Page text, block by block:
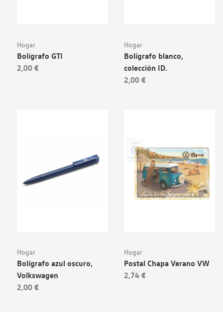
Hogar
Bolígrafo GTI
2,00 €
Hogar
Bolígrafo blanco,
colección ID.
2,00 €
Hogar
Bolígrafo azul oscuro,
Volkswagen
2,00 €
Hogar
Postal Chapa Verano VW
2,74 €